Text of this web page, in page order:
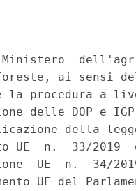
ai sensi
la procedura a
delle DOP e
della
UE  n.  33/2019
UE  n.  34/
UE del